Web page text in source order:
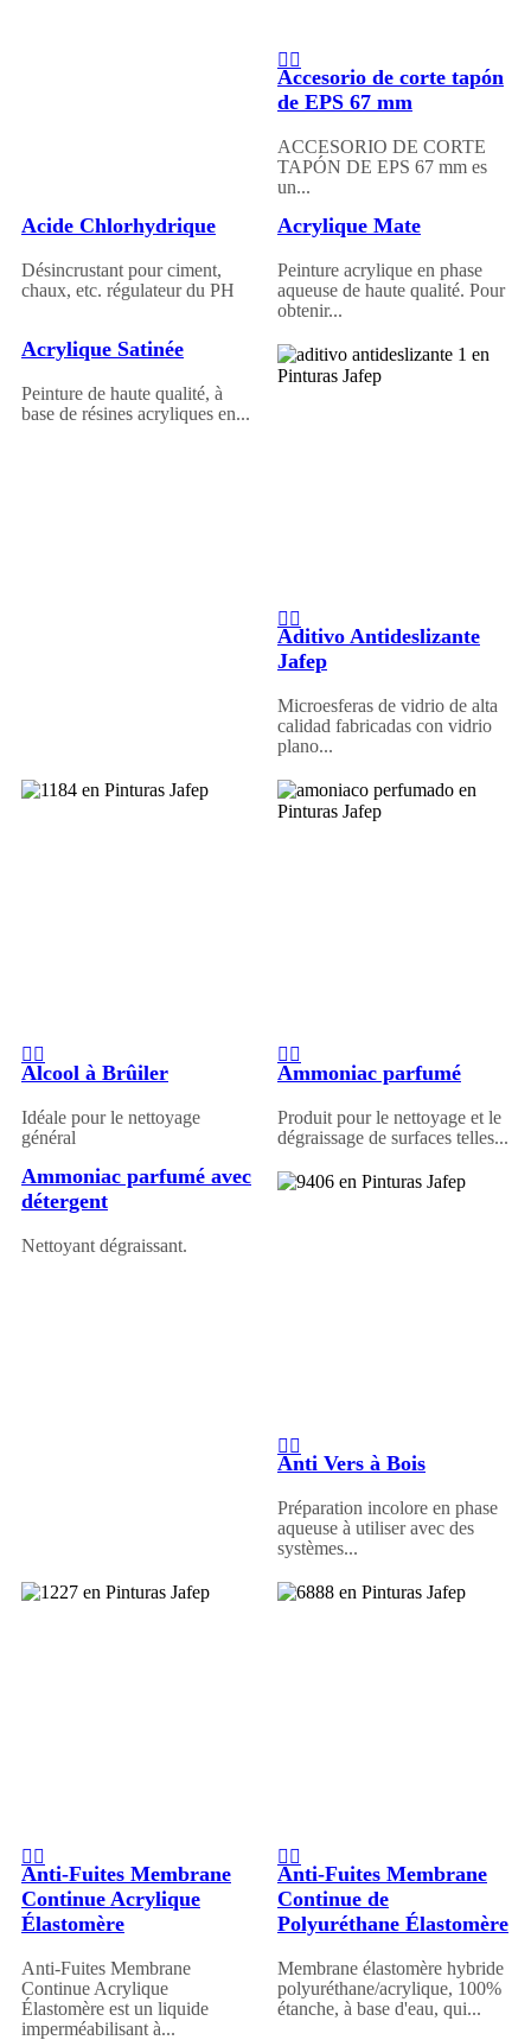
Accesorio de corte tapón
de EPS 67 mm
ACCESORIO DE CORTE
TAPÓN DE EPS 67 mm es
un...
Acide Chlorhydrique
Désincrustant pour ciment,
chaux, etc. régulateur du PH
Acrylique Mate
Peinture acrylique en phase
aqueuse de haute qualité. Pour
obtenir...
Acrylique Satinée
Peinture de haute qualité, à
base de résines acryliques en...
Aditivo Antideslizante
Jafep
Microesferas de vidrio de alta
calidad fabricadas con vidrio
plano...
Alcool à Brûiler
Idéale pour le nettoyage
général
Ammoniac parfumé
Produit pour le nettoyage et le
dégraissage de surfaces telles...
Ammoniac parfumé avec
détergent
Nettoyant dégraissant.
Anti Vers à Bois
Préparation incolore en phase
aqueuse à utiliser avec des
systèmes...
Anti-Fuites Membrane
Continue Acrylique
Élastomère
Anti-Fuites Membrane
Continue Acrylique
Élastomère est un liquide
imperméabilisant à...
Anti-Fuites Membrane
Continue de
Polyuréthane Élastomère
Membrane élastomère hybride
polyuréthane/acrylique, 100%
étanche, à base d'eau, qui...